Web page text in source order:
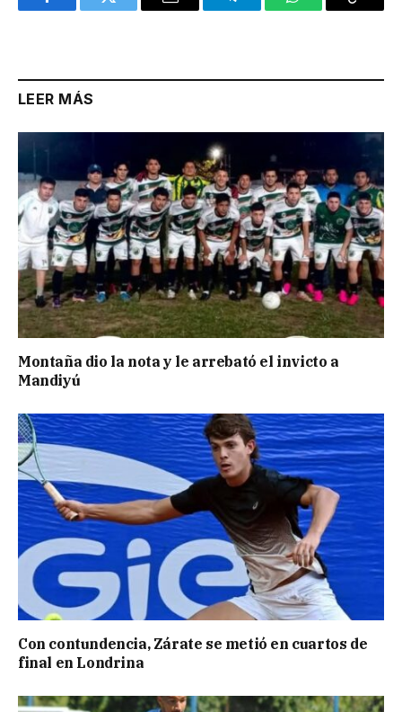
FacebookTwitter Email TelegramWhatsAppCopy
LEER MÁS
Montaña dio la nota y le arrebató el invicto a
Mandiyú
Con contundencia, Zárate se metió en cuartos de
final en Londrina